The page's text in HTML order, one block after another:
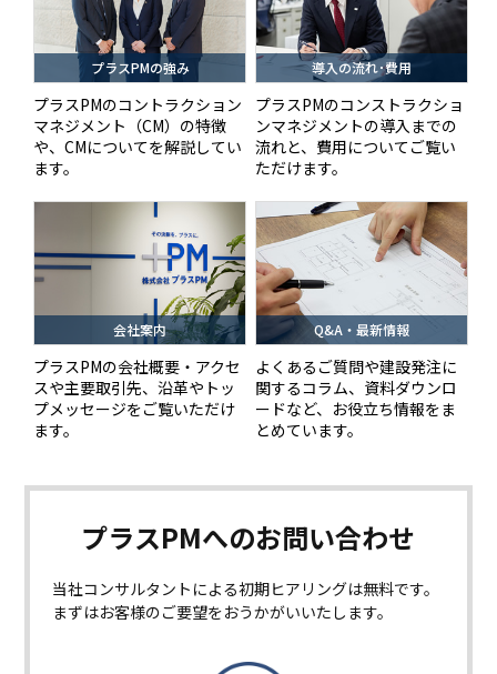
プラスPMの強み
プラスPMのコントラクション
マネジメント（CM）の特徴
や、CMについてを解説してい
ます。
導入の流れ･費用
プラスPMのコンストラクショ
ンマネジメントの導入までの
流れと、費用についてご覧い
ただけます。
会社案内
プラスPMの会社概要・アクセ
スや主要取引先、沿革やトッ
プメッセージをご覧いただけ
ます。
Q&A・最新情報
よくあるご質問や建設発注に
関するコラム、資料ダウンロ
ードなど、お役立ち情報をま
とめています。
プラスPMへのお問い合わせ
当社コンサルタントによる初期ヒアリングは無料です。
まずはお客様のご要望をおうかがいいたします。